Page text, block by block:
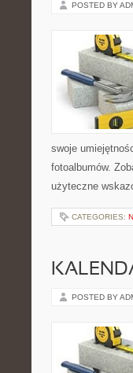
POSTED BY
swoje
fotoalbumów.
użyteczne
CATEGORIES:
POSTED BY